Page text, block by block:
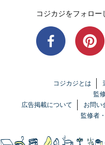
コジカジをフォロー
コジカジとは
監
広告掲載について
お問い
監修者